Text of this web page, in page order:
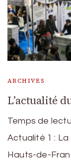
ARCHIVES
L’actualité
Temps de
Actualité 1 :
Hauts-de-